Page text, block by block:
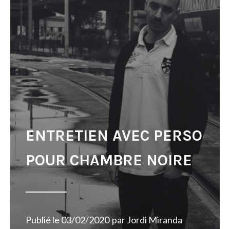
ENTRETIEN AVEC PERSO
POUR CHAMBRE NOIRE
Publié le 03/02/2020 parJordi Miranda